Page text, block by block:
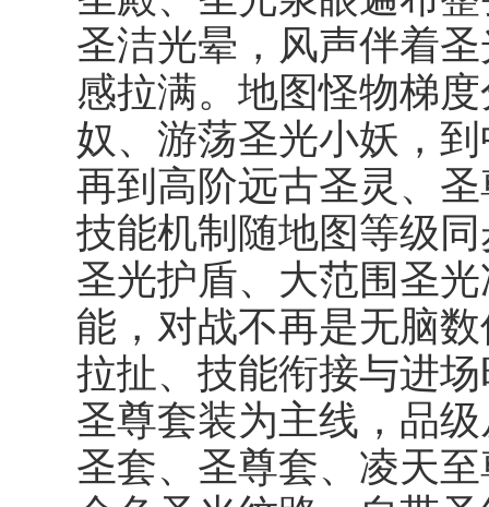
圣洁光晕，风声伴着
感拉满。地图怪物梯
奴、游荡圣光小妖，
再到高阶远古圣灵、
技能机制随地图等级
圣光护盾、大范围圣
能，对战不再是无脑
拉扯、技能衔接与进
圣尊套装为主线，品
圣套、圣尊套、凌天